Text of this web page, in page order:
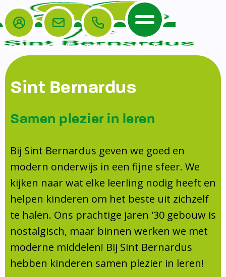
Home
De School
Veiligheidsplan
Onderwijs
Leerlingenraad
Leerlingenzorg
Doorstroomtoets
Jeugdprofessional op school
Centrum Jeugd en Gezin
Schoollogopedie
schoolondersteuningsprofiel
Schooltijden
Absentie
Vakanties
Aanmelden
Het Team
Ouders
Ouders
Tussenschoolse opvang
Activiteitencommissie (AC)
Medezeggenschapsraad (MR)
Formulieren
Klachtenregeling
Contact
Login E-mail Bellen Menu
Sint Bernardus
Samen plezier in leren
Bij Sint Bernardus geven we goed en
modern onderwijs in een fijne sfeer. We
kijken naar wat elke leerling nodig heeft en
helpen kinderen om het beste uit zichzelf
te halen. Ons prachtige jaren '30 gebouw is
nostalgisch, maar binnen werken we met
moderne middelen! Bij Sint Bernardus
hebben kinderen samen plezier in leren!